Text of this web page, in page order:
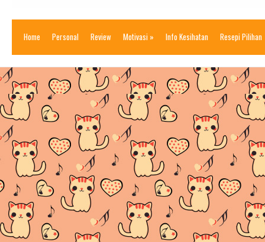
Home Personal Review Motivasi » Info Kesihatan Resepi Pilihan